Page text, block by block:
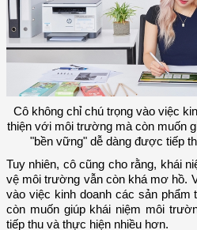
Cô không chỉ chú trọng vào việc
thiện với môi trường mà còn muốn
"bền vững" dễ dàng được tiếp
Tuy nhiên, cô cũng cho rằng, khái
vệ môi trường vẫn còn khá mơ hồ.
vào việc kinh doanh các sản
còn muốn giúp khái niệm môi
tiếp thu và thực hiện nhiều hơn.